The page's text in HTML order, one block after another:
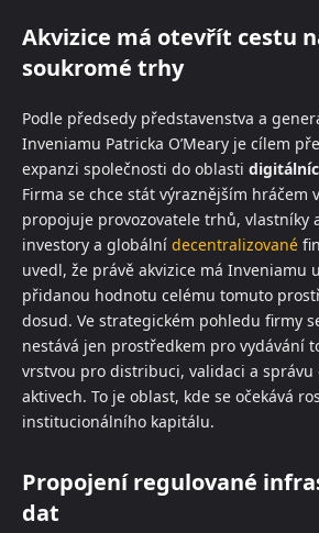
Akvizice má otevřít cestu
soukromé trhy
Podle předsedy představenstva a
Inveniamu Patricka O’Meary je cílem
expanzi společnosti do oblasti
Firma se chce stát výraznějším hráčem
propojuje provozovatele trhů, vlastníky
investory a globální decentralizované
uvedl, že právě akvizice má Inveniamu
přidanou hodnotu celému tomuto
dosud. Ve strategickém pohledu firmy
nestává jen prostředkem pro vydávání
vrstvou pro distribuci, validaci a správu
aktivech. To je oblast, kde se očekává
institucionálního kapitálu.
Propojení regulované
dat